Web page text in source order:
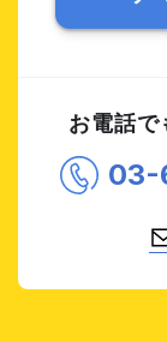
お電話で
03-